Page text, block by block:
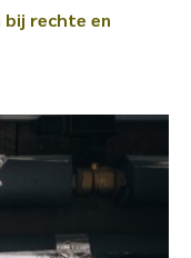
rechte en